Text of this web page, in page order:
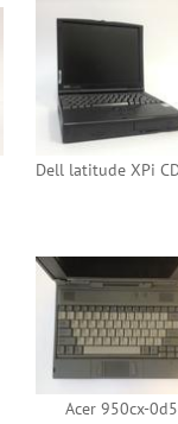
Acer 950cx-0d5